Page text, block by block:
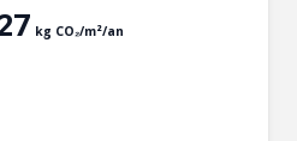
kg CO₂/m²/an